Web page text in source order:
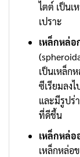
ไตต์ เป็นเ
เปราะ
เหล็กหล่อ
เป็นเหล็ก
ซีเรียมลง
และมีรูปร่
ที่ดีชึ้น
เหล็กหล่อ
เหล็กหล่อ